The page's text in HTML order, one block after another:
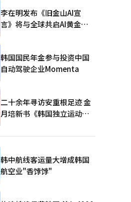
李在明发布《旧金山AI宣
言》将与全球共启AI黄金时
韩国国民年金参与投资中国
自动驾驶企业Momenta
二十余年寻访安重根足迹 金
月培新书《韩国独立运动圣
版
韩中航线客运量大增成韩国
航空业"香饽饽"